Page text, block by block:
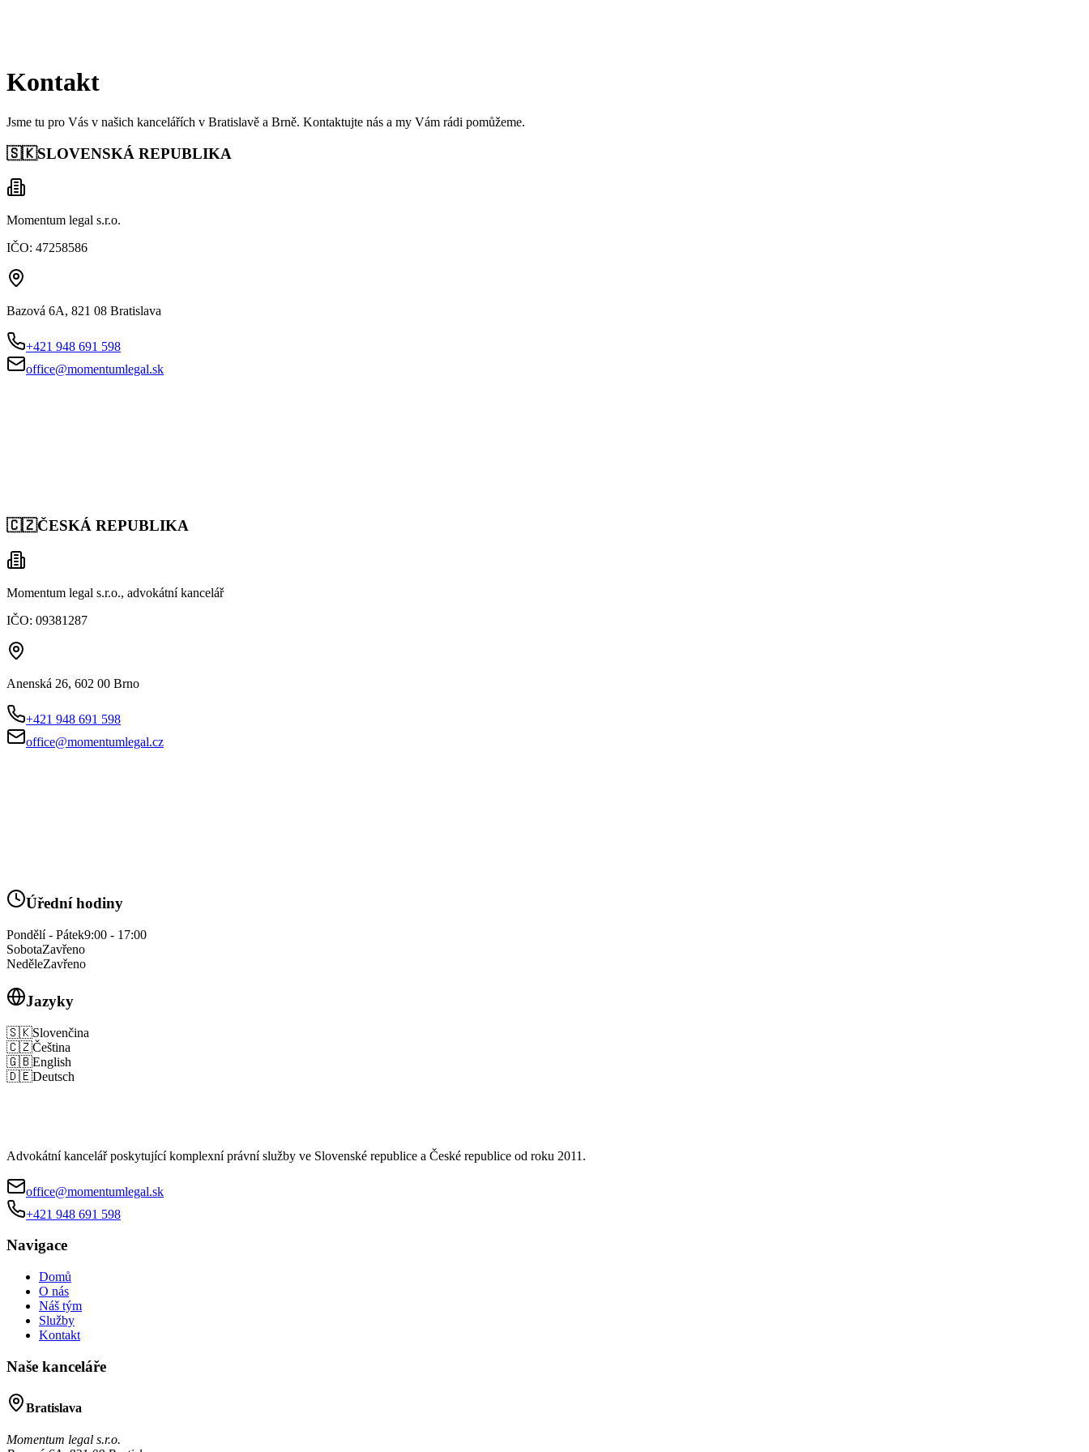
Kontakt
Jsme tu pro Vás v našich kancelářích v Bratislavě a Brně. Kontaktujte nás a my Vám rádi pomůžeme.
🇸🇰SLOVENSKÁ REPUBLIKA
Momentum legal s.r.o.
IČO: 47258586
Bazová 6A, 821 08 Bratislava
+421 948 691 598
office@momentumlegal.sk
🇨🇿ČESKÁ REPUBLIKA
Momentum legal s.r.o., advokátní kancelář
IČO: 09381287
Anenská 26, 602 00 Brno
+421 948 691 598
office@momentumlegal.cz
Úřední hodiny
Pondělí - Pátek9:00 - 17:00
SobotaZavřeno
NeděleZavřeno
Jazyky
🇸🇰Slovenčina
🇨🇿Čeština
🇬🇧English
🇩🇪Deutsch
Advokátní kancelář poskytující komplexní právní služby ve Slovenské republice a České republice od roku 2011.
office@momentumlegal.sk
+421 948 691 598
Navigace
Domů
O nás
Náš tým
Služby
Kontakt
Naše kanceláře
Bratislava
Momentum legal s.r.o.